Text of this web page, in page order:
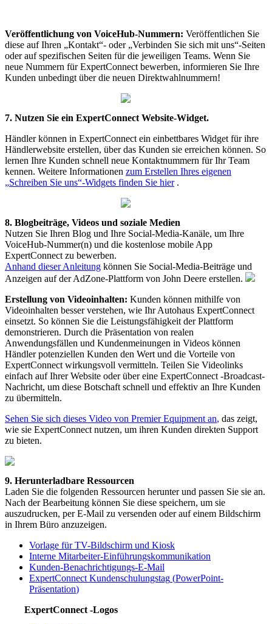
Veröffentlichung von VoiceHub-Nummern: Veröffentlichen Sie
diese auf Ihren „Kontakt“- oder „Verbinden Sie sich mit uns“-Seiten
oder auf spezifischen Seiten für die jeweiligen Teams. Wenn Sie
neue Nummern für ExpertConnect bewerben, informieren Sie Ihre
Kunden unbedingt über die neuen Direktwahlnummern!
7. Nutzen Sie ein ExpertConnect Website-Widget.
Händler können in ExpertConnect ein einbettbares Widget für ihre
Händlerwebsite erstellen, über das Kunden sie erreichen können. So
lernen Ihre Kunden schnell neue Kontaktnummern für Ihr Team
kennen. Weitere Informationen zum Erstellen Ihres eigenen
„Schreiben Sie uns“-Widgets finden Sie hier .
8. Blogbeiträge, Videos und soziale Medien
Nutzen Sie Ihren Blog und Ihre Social-Media-Kanäle, um Ihre
VoiceHub-Nummer(n) und die kostenlose mobile App
ExpertConnect zu bewerben.
Anhand dieser Anleitung können Sie Social-Media-Beiträge und
Anzeigen auf der AdZone-Plattform von John Deere erstellen.
Erstellung von Videoinhalten: Kunden können mithilfe von
Videoinhalten besser verstehen, wie Ihr Autohaus ExpertConnect
einsetzt. So können Sie die Leistungsfähigkeit der Plattform
demonstrieren. Durch die Präsentation von realen
Anwendungsfällen und Kundenmeinungen in Videos können
Händler potenziellen Kunden den Wert und die Vorteile von
ExpertConnect wirkungsvoll vermitteln. Teilen Sie Videolinks
einfach auf Ihrer Website oder über eine ExpertConnect -Broadcast-
Nachricht, um diese Botschaft schnell und effektiv an Ihre Kunden
zu übermitteln.
Sehen Sie sich dieses Video von Premier Equipment an, das zeigt,
wie sie ExpertConnect nutzen, um ihren Kunden direkten Support
zu bieten.
9. Herunterladbare Ressourcen
Laden Sie die folgenden Ressourcen herunter und passen Sie sie an.
Nach der Bearbeitung können Sie diese speichern, um sie
auszudrucken, per E-Mail zu versenden oder auf einem Bildschirm
in Ihrem Büro anzuzeigen.
Vorlage für TV-Bildschirm und Kiosk
Interne Mitarbeiter-Einführungskommunikation
Kunden-Benachrichtigungs-E-Mail
ExpertConnect Kundenschulungstag (PowerPoint-
Präsentation)
ExpertConnect -Logos